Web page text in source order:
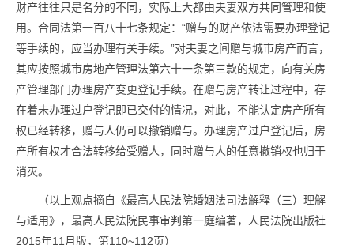
财产往往只是名分的不同，实际上大都由夫妻双方共同管理和使
用。合同法第一百八十七条规定：“赠与的财产依法需要办理登记
等手续的，应当办理有关手续。”对夫妻之间赠与城市房产而言，
其应按照城市房地产管理法第六十一条第三款的规定，向有关房
产管理部门办理房产变更登记手续。在赠与房产转让过程中，存
在着未办理过户登记即已交付的情况，对此，不能认定房产所有
权已经转移，赠与人仍可以撤销赠与。办理房产过户登记后，房
产所有权才合法转移给受赠人，同时赠与人的任意撤销权也归于
消灭。
（以上观点摘自《最高人民法院婚姻法司法解释（三）理解
与适用》，最高人民法院民事审判第一庭编著，人民法院出版社
2015年11月版，第110~112页）